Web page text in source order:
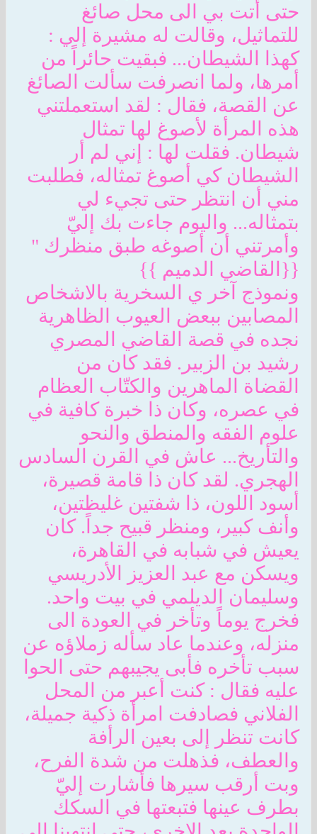
حتى أتت بي الى محل صائغ
للتماثيل، وقالت له مشيرة إلي :
كهذا الشيطان... فبقيت حائراً من
أمرها، ولما انصرفت سألت الصائغ
عن القصة، فقال : لقد استعملتني
هذه المرأة لأصوغ لها تمثال
شيطان. فقلت لها : إني لم أر
الشيطان كي أصوغ تمثاله، فطلبت
مني أن انتظر حتى تجيء لي
بتمثاله... واليوم جاءت بك إليّ
وأمرتني أن أصوغه طبق منظرك "
{{القاضي الدميم }}
ونموذج آخر ي السخرية بالاشخاص
المصابين ببعض العيوب الظاهرية
نجده في قصة القاضي المصري
رشيد بن الزبير. فقد كان من
القضاة الماهرين والكتّاب العظام
في عصره، وكان ذا خبرة كافية في
علوم الفقه والمنطق والنحو
والتأريخ... عاش في القرن السادس
الهجري. لقد كان ذا قامة قصيرة،
أسود اللون، ذا شفتين غليظتين،
وأنف كبير، ومنظر قبيح جداً. كان
يعيش في شبابه في القاهرة،
ويسكن مع عبد العزيز الأدريسي
وسليمان الديلمي في بيت واحد.
فخرج يوماً وتأخر في العودة الى
منزله، وعندما عاد سأله زملاؤه عن
سبب تأخره فأبى يجيبهم حتى الحوا
عليه فقال : كنت أعبر من المحل
الفلاني فصادفت امرأة ذكية جميلة،
كانت تنظر إلى بعين الرأفة
والعطف، فذهلت من شدة الفرح،
وبت أرقب سيرها فأشارت إليّ
بطرف عينها فتبعتها في السكك